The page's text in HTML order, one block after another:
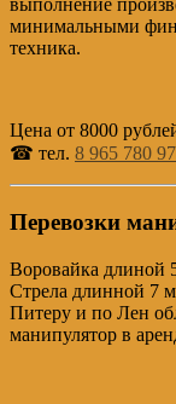
выполнение
минимальными
техника.
Цена от 8000
☎ тел. 8 965 780
Перевозки
Воровайка длиной
Стрела длинной 7
Питеру и по Лен
манипулятор в